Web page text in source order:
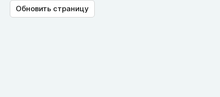
Обновить страницу